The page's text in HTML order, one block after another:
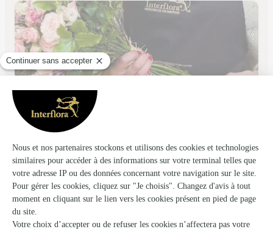
L’atelier Vert
Severac le Chateau
11, avenue Jean Jaurès
Voir la boutique